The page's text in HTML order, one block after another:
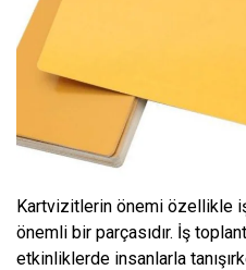
Kartvizitlerin önemi özellikle
önemli bir parçasıdır. İş
etkinliklerde insanlarla